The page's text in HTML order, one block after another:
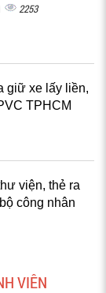
2253
giữ xe lấy liền,
TPHCM
viện, thẻ ra
công nhân
VIÊN